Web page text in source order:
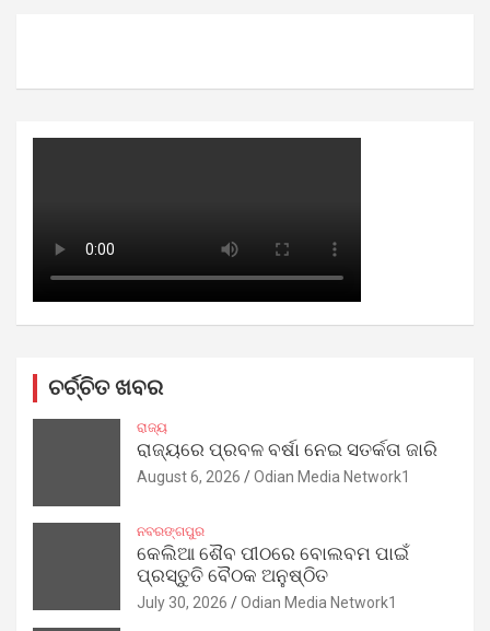
ଚର୍ଚ୍ଚିତ ଖବର
ରାଜ୍ୟ
ରାଜ୍ୟରେ ପ୍ରବଳ ବର୍ଷା ନେଇ ସତର୍କତା ଜାରି
August 6, 2026 Odian Media Network1
ନବରଙ୍ଗପୁର
କେଲିଆ ଶୈବ ପୀଠରେ ବୋଲବମ ପାଇଁ
ପ୍ରସ୍ତୁତି ବୈଠକ ଅନୁଷ୍ଠିତ
July 30, 2026 Odian Media Network1